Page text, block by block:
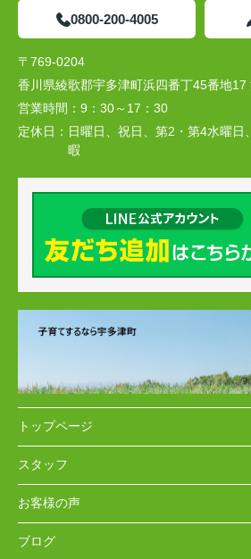
0800-200-4005
〒769-0204
香川県綾歌郡宇多津町浜四番丁45番地
営業時間： 9：30～17：30
定休日： 日曜日、祝日、第2・第4水曜日
暇
トップページ
スタッフ
お客様の声
ブログ